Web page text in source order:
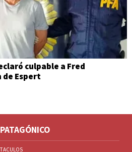
culpable a Fred
de Espert